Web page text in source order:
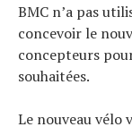
BMC n’a pas
concevoir le
concepteurs
souhaitées.
Le nouveau vélo